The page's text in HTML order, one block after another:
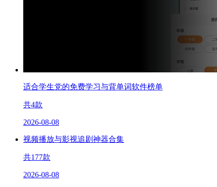
适合学生党的免费学习与背单词软件榜单
共4款
2026-08-08
视频播放与影视追剧神器合集
共177款
2026-08-08